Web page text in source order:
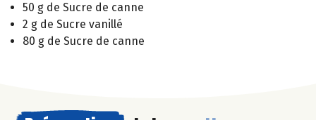
50 g de Sucre de canne
2 g de Sucre vanillé
80 g de Sucre de canne